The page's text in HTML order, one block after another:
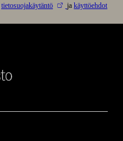
tietosuojakäytäntö jakäyttöehdot